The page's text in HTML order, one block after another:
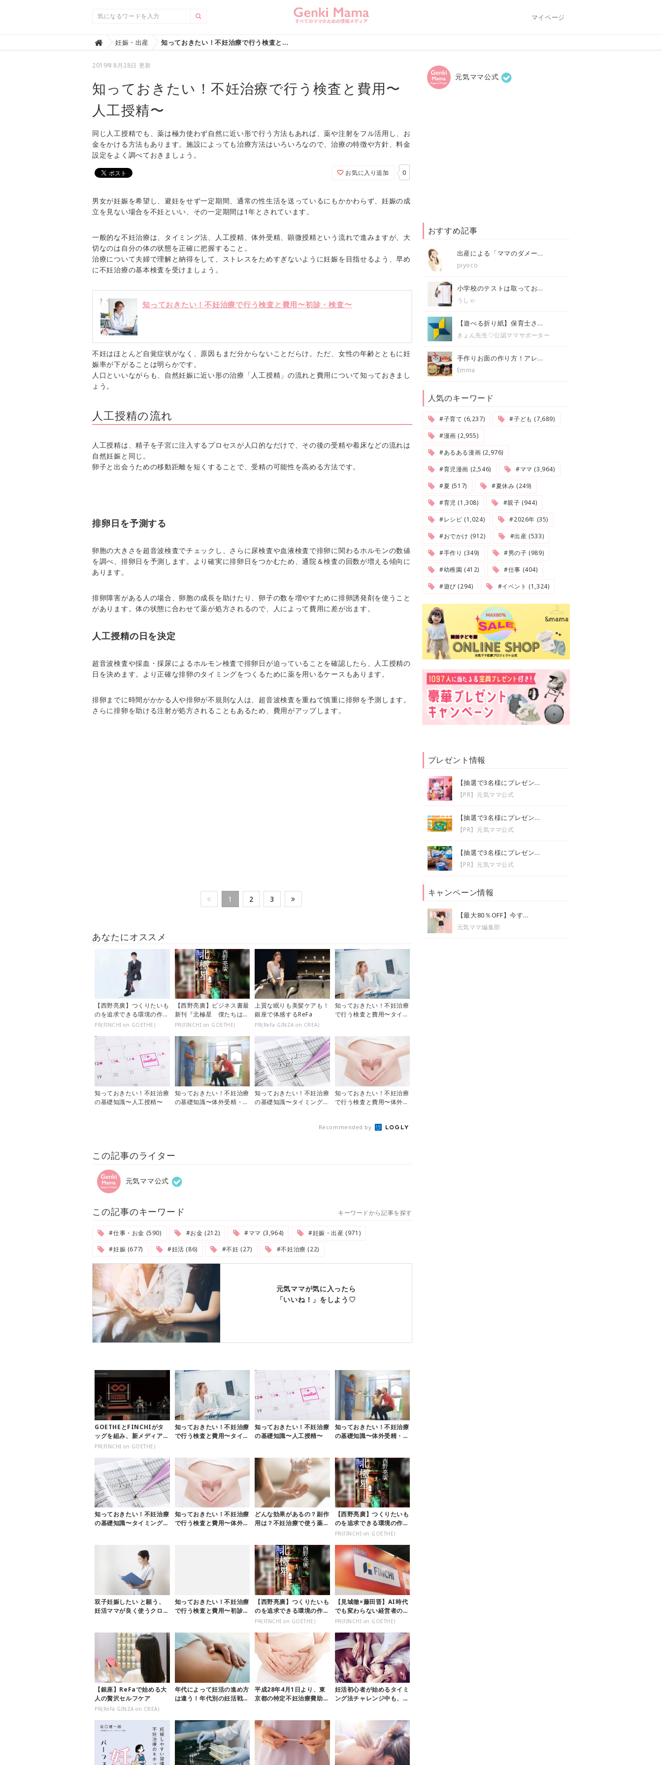
マイページ
Home妊娠・出産 知っておきたい！不妊治療で行う検査と費用〜人工授精〜
2019年8月28日 更新
知っておきたい！不妊治療で行う検査と費用〜
人工授精〜
同じ人工授精でも、薬は極力使わず自然に近い形で行う方法もあれば、薬や注射をフル活用し、お
金をかける方法もあります。施設によっても治療方法はいろいろなので、治療の特徴や方針、料金
設定をよく調べておきましょう。
お気に入り追加 0
男女が妊娠を希望し、避妊をせず一定期間、通常の性生活を送っているにもかかわらず、妊娠の成
立を見ない場合を不妊といい、その一定期間は1年とされています。
一般的な不妊治療は、タイミング法、人工授精、体外受精、顕微授精という流れで進みますが、大
切なのは自分の体の状態を正確に把握すること。
治療について夫婦で理解と納得をして、ストレスをためすぎないように妊娠を目指せるよう、早め
に不妊治療の基本検査を受けましょう。
知っておきたい！不妊治療で行う検査と費用〜初診・検査〜
不妊はほとんど自覚症状がなく、原因もまだ分からないことだらけ。ただ、女性の年齢とともに妊
娠率が下がることは明らかです。
人口といいながらも、自然妊娠に近い形の治療「人工授精」の流れと費用について知っておきまし
ょう。
人工授精の流れ
人工授精は、精子を子宮に注入するプロセスが人口的なだけで、その後の受精や着床などの流れは
自然妊娠と同じ。
卵子と出会うための移動距離を短くすることで、受精の可能性を高める方法です。
排卵日を予測する
卵胞の大きさを超音波検査でチェックし、さらに尿検査や血液検査で排卵に関わるホルモンの数値
を調べ、排卵日を予測します。より確実に排卵日をつかむため、通院＆検査の回数が増える傾向に
あります。
排卵障害がある人の場合、卵胞の成長を助けたり、卵子の数を増やすために排卵誘発剤を使うこと
があります。体の状態に合わせて薬が処方されるので、人によって費用に差が出ます。
人工授精の日を決定
超音波検査や採血・採尿によるホルモン検査で排卵日が迫っていることを確認したら、人工授精の
日を決めます。より正確な排卵のタイミングをつくるために薬を用いるケースもあります。
排卵までに時間がかかる人や排卵が不規則な人は、超音波検査を重ねて慎重に排卵を予測します。
さらに排卵を助ける注射が処方されることもあるため、費用がアップします。
1 2 3
あなたにオススメ
【西野亮廣】つくりたいも
のを追求できる環境の作り
方とは
PR(FINCHI on GOETHE)
【西野亮廣】ビジネス書最
新刊『北極星 僕たちはど
う働くか』
PR(FINCHI on GOETHE)
上質な眠りも美髪ケアも！
銀座で体感するReFa
PR(ReFa GINZA on CREA)
知っておきたい！不妊治療
で行う検査と費用〜タイミ
知っておきたい！不妊治療
の基礎知識〜人工授精〜
知っておきたい！不妊治療
の基礎知識〜体外受精・顕
知っておきたい！不妊治療
の基礎知識〜タイミング
知っておきたい！不妊治療
で行う検査と費用〜体外受
Recommended by
この記事のライター
元気ママ公式
この記事のキーワード キーワードから記事を探す
#仕事・お金 (590) #お金 (212) #ママ (3,964)
#妊娠・出産 (971)
#妊娠 (677)
#妊活 (86) #不妊 (27) #不妊治療 (22)
元気ママが気に入ったら
「いいね！」をしよう♡
GOETHEとFINCHIがタ
ッグを組み、新メディアを
創設
PR(FINCHI on GOETHE)
知っておきたい！不妊治療
で行う検査と費用〜タイミ
知っておきたい！不妊治療
の基礎知識〜人工授精〜
知っておきたい！不妊治療
の基礎知識〜体外受精・顕
知っておきたい！不妊治療
の基礎知識〜タイミング
知っておきたい！不妊治療
で行う検査と費用〜体外受
どんな効果があるの？副作
用は？不妊治療で使う薬
【西野亮廣】つくりたいも
のを追求できる環境の作り
方とは
PR(FINCHI on GOETHE)
双子妊娠したい と願う、
妊活ママが良く使うクロミ
知っておきたい！不妊治療
で行う検査と費用〜初診・
【西野亮廣】つくりたいも
のを追求できる環境の作り
方とは
PR(FINCHI on GOETHE)
【見城徹×藤田晋】AI時代
でも変わらない経営者の本
質
PR(FINCHI on GOETHE)
【銀座】ReFaで始める大
人の贅沢セルフケア
PR(ReFa GINZA on CREA)
年代によって妊活の進め方
は違う！年代別の妊活戦略
平成28年4月1日より、東
京都の特定不妊治療費助成
妊活初心者が始めるタイミ
ング法チャレンジ中も、セ
元気ママ公式
おすすめ記事
出産による「ママのダメー...
piyoco
小学校のテストは取ってお...
うしゃ
【遊べる折り紙】保育士さ...
きょん先生♡公認ママサポーター
手作りお面の作り方！アレ...
Emma
人気のキーワード
#子育て (6,237)
#子ども (7,689)
#漫画 (2,955)
#あるある漫画 (2,976)
#育児漫画 (2,546)
#ママ (3,964)
#夏 (517)
#夏休み (249)
#育児 (1,308)
#親子 (944)
#レシピ (1,024)
#2026年 (35)
#おでかけ (912)
#出産 (533)
#手作り (349)
#男の子 (989)
#幼稚園 (412)
#仕事 (404)
#遊び (294)
#イベント (1,324)
プレゼント情報
【抽選で3名様にプレゼン...
【PR】元気ママ公式
【抽選で3名様にプレゼン...
【PR】元気ママ公式
【抽選で3名様にプレゼン...
【PR】元気ママ公式
キャンペーン情報
【最大80％OFF】今す...
元気ママ編集部